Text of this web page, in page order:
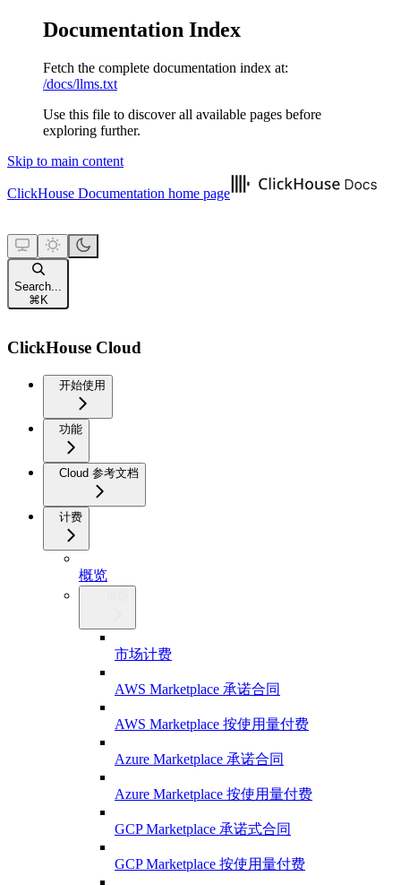
Documentation Index
Fetch the complete documentation index at:
/docs/llms.txt
Use this file to discover all available pages before
exploring further.
Skip to main content
ClickHouse Documentation home page
Search...
⌘ K
ClickHouse Cloud
开始使用
功能
Cloud 参考文档
计费
概览
市场计费
AWS Marketplace 承诺合同
AWS Marketplace 按使用量付费
Azure Marketplace 承诺合同
Azure Marketplace 按使用量付费
GCP Marketplace 承诺式合同
GCP Marketplace 按使用量付费